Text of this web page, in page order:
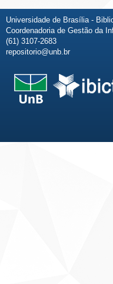
Universidade de Brasília -
Coordenadoria de Gestão da
(61) 3107-2683
repositorio@unb.br